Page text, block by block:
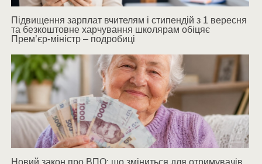
Підвищення зарплат вчителям і стипендій з 1 вересня
та безкоштовне харчування школярам обіцяє
Прем’єр-міністр – подробиці